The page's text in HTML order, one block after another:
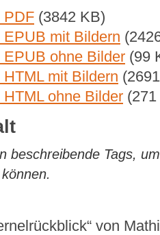
PDF (3842 KB)
mit Bildern
ohne Bilder (99
mit Bildern
ohne Bilder
beschreibende Tags,
von